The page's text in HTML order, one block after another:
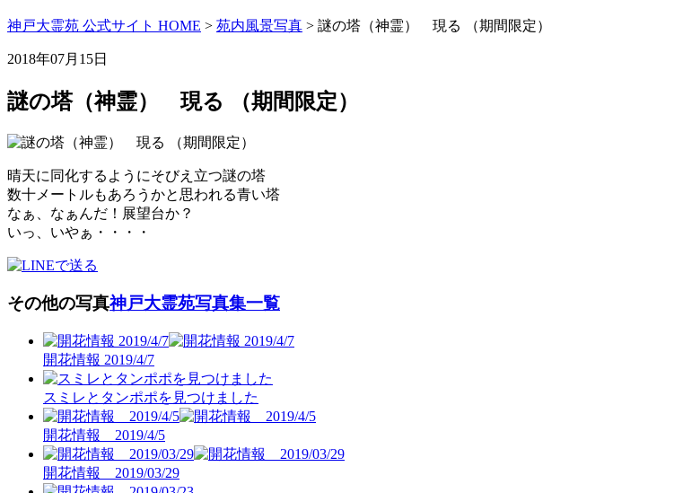
神戸大霊苑 公式サイト HOME > 苑内風景写真 > 謎の塔（神霊） 現る （期間限定）
2018年07月15日
謎の塔（神霊） 現る （期間限定）
晴天に同化するようにそびえ立つ謎の塔
数十メートルもあろうかと思われる青い塔
なぁ、なぁんだ！展望台か？
いっ、いやぁ・・・・
その他の写真神戸大霊苑写真集一覧
開花情報 2019/4/7
スミレとタンポポを見つけました
開花情報 2019/4/5
開花情報 2019/03/29